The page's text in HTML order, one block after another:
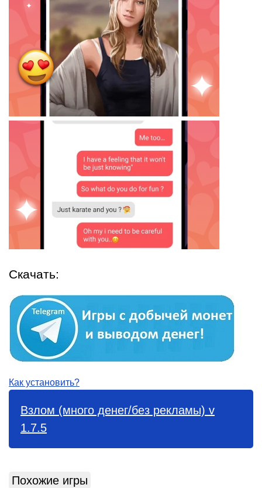
Скачать:
Как установить?
Взлом (много денег/без рекламы) v
1.7.5
Похожие игры